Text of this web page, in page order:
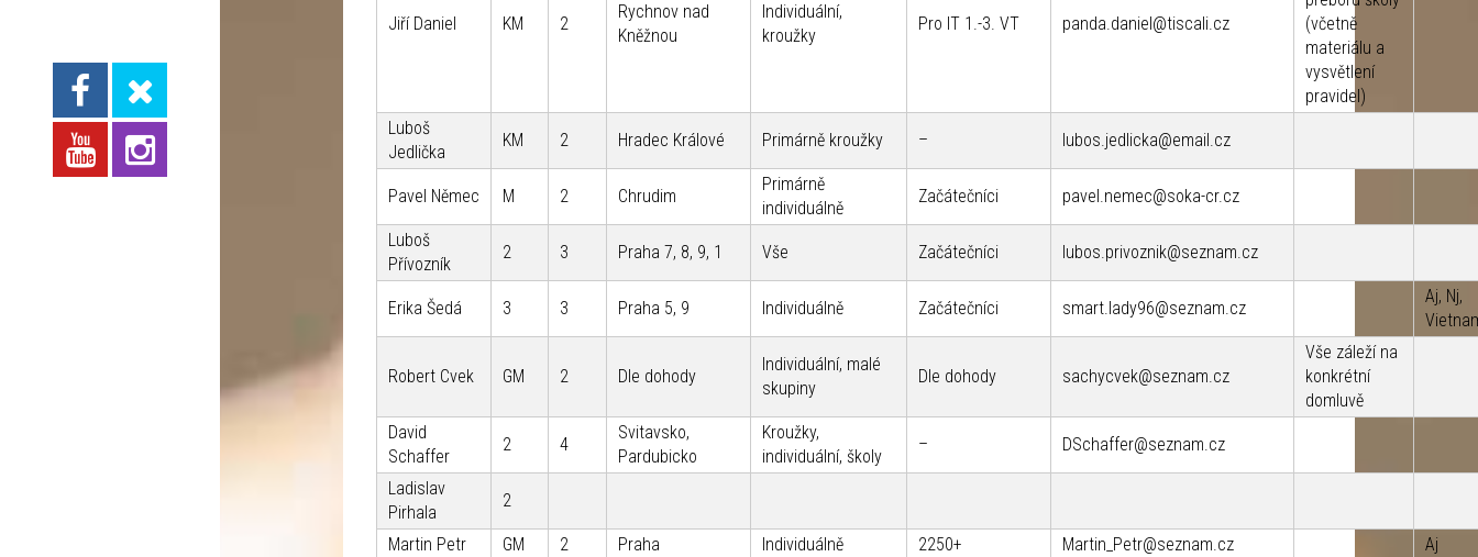
Jiří Daniel KM 2
Rychnov nad
Kněžnou
Individuální,
kroužky
Pro IT 1.-3. VT panda.daniel@tiscali.cz
(včetně
materiálu a
vysvětlení
pravidel)
Luboš
Jedlička
KM 2 Hradec Králové Primárně kroužky – lubos.jedlicka@email.cz
Pavel Němec M 2 Chrudim
Primárně
individuálně
Začátečníci pavel.nemec@soka-cr.cz
Luboš
Přívozník
2 3 Praha 7, 8, 9, 1 Vše Začátečníci lubos.privoznik@seznam.cz
Erika Šedá 3 3 Praha 5, 9 Individuálně Začátečníci smart.lady96@seznam.cz
Aj, Nj,
Robert Cvek GM 2 Dle dohody
Individuální, malé
skupiny
Dle dohody sachycvek@seznam.cz
Vše záleží na
konkrétní
domluvě
David
Schaffer
2 4
Svitavsko,
Pardubicko
Kroužky,
individuální, školy
– DSchaffer@seznam.cz
Ladislav
Pirhala
2
Martin Petr GM 2 Praha Individuálně 2250+ Martin_Petr@seznam.cz
Aj